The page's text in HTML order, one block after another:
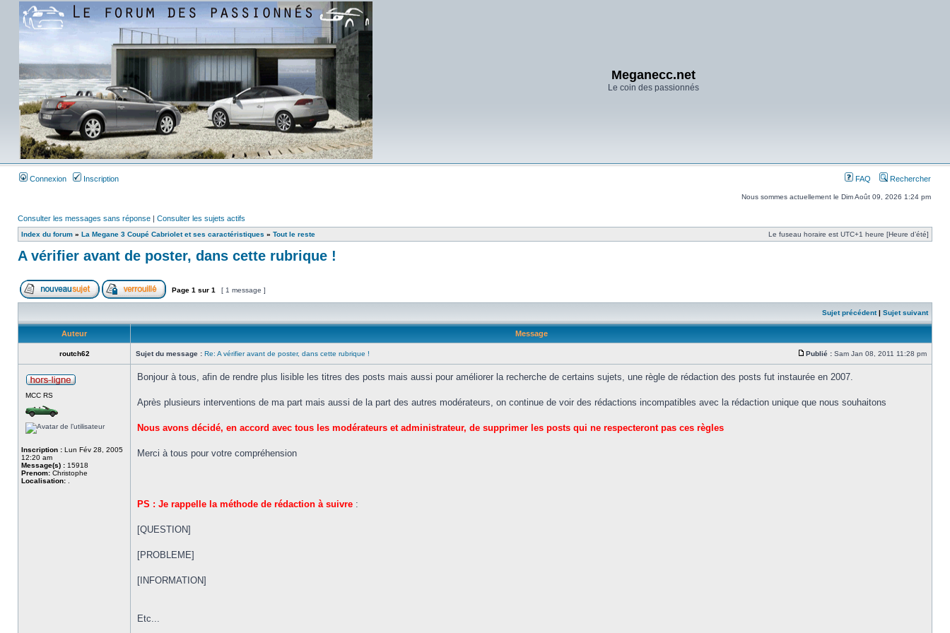
Meganecc.net
Le coin des passionnés
Connexion Inscription FAQ Rechercher
Nous sommes actuellement le Dim Août 09, 2026 1:24 pm
Consulter les messages sans réponse | Consulter les sujets actifs
Index du forum » La Megane 3 Coupé Cabriolet et ses caractéristiques » Tout le reste Le fuseau horaire est UTC+1 heure [Heure d’été]
A vérifier avant de poster, dans cette rubrique !
Page 1 sur 1 [ 1 message ]
Sujet précédent| Sujet suivant
Auteur Message
routch62 Sujet du message : Re: A vérifier avant de poster, dans cette rubrique ! Publié : Sam Jan 08, 2011 11:28 pm
MCC RS
Inscription : Lun Fév 28, 2005
12:20 am
Message(s) : 15918
Prenom: Christophe
Localisation:
Bonjour à tous, afin de rendre plus lisible les titres des posts mais aussi pour améliorer la recherche de certains sujets, une règle de rédaction des posts fut instaurée en 2007.
Après plusieurs interventions de ma part mais aussi de la part des autres modérateurs, on continue de voir des rédactions incompatibles avec la rédaction unique que nous souhaitons
Nous avons décidé, en accord avec tous les modérateurs et administrateur, de supprimer les posts qui ne respecteront pas ces règles
Merci à tous pour votre compréhension
PS : Je rappelle la méthode de rédaction à suivre :
[QUESTION]
[PROBLEME]
[INFORMATION]
Etc...